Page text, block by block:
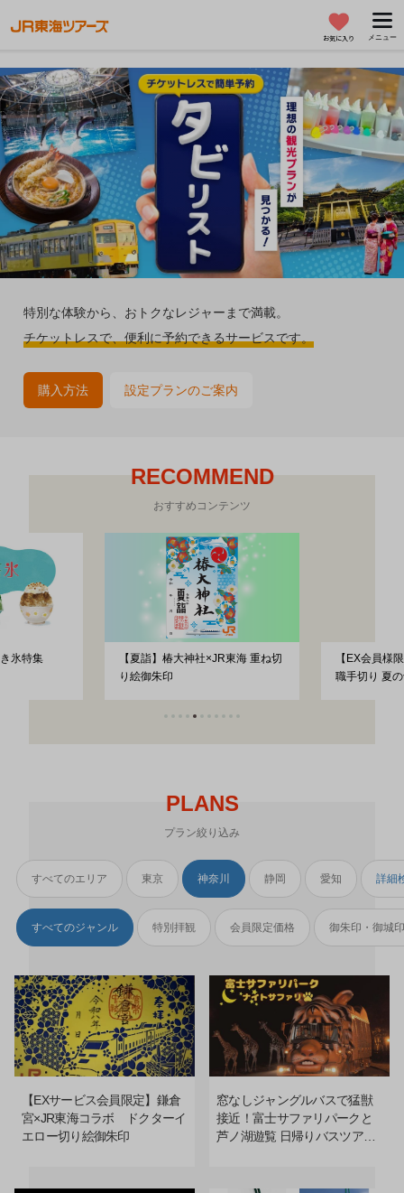
お気に入り メニュー
特別な体験から、おトクなレジャーまで満載。
チケットレスで、便利に予約できるサービスです。
購入方法 設定プランのご案内
RECOMMEND
おすすめコンテンツ
氷特集
【夏詣】椿大神社×JR東海 重ね切
り絵御朱印
【EX会員様
職手切り 夏
PLANS
プラン絞り込み
すべてのエリア 東京 神奈川 静岡 愛知 詳細
すべてのジャンル 特別拝観 会員限定価格 御朱印・御城
【EXサービス会員限定】鎌倉
宮×JR東海コラボ ドクターイ
エロー切り絵御朱印
窓なしジャングルバスで猛獣
接近！富士サファリパークと
芦ノ湖遊覧 日帰りバスツアー